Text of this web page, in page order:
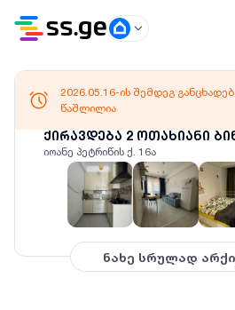
ქირავდება 2 ოთახიანი
იოანე პეტრიწის ქ. 16ა
2026.05.16-ის შემდეგ
წაშლილია
ნახე სრულად